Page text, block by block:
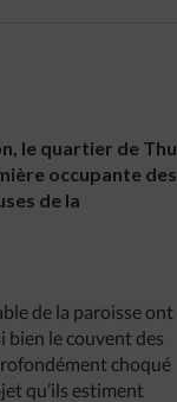
le quartier de Thu
occupante des
de la
de la paroisse ont
bien le couvent des
choqué
qu’ils estiment